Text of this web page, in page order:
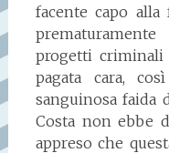
facente capo alla
progetti criminali
pagata cara,
sanguinosa faida
Costa non ebbe
appreso che